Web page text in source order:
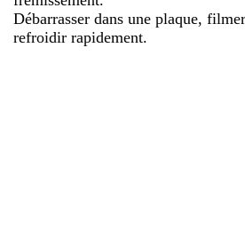
Débarrasser dans une plaque,
refroidir rapidement.